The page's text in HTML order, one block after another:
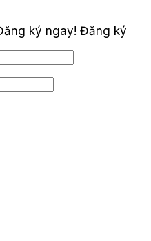
Đăng ký